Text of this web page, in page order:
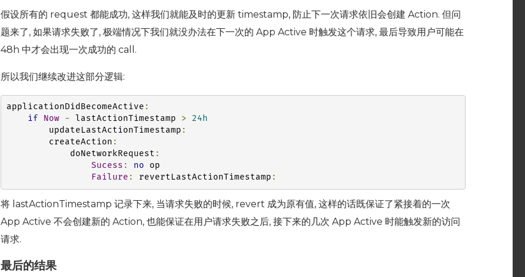
假设所有的 request 都能成功, 这样我们就能及时的更新 timestamp, 防止下一次请求依旧会创建 Action. 但问
题来了, 如果请求失败了, 极端情况下我们就没办法在下一次的 App Active 时触发这个请求, 最后导致用户可能在
48h 中才会出现一次成功的 call.
所以我们继续改进这部分逻辑:
applicationDidBecomeActive :
if
Now - lastActionTimestamp >
24h
        updateLastActionTimestamp
:
        createAction
:
            doNetworkRequest
:
Sucess : no op
Failure : revertLastActionTimestamp :
将 lastActionTimestamp 记录下来, 当请求失败的时候, revert 成为原有值, 这样的话既保证了紧接着的一次
App Active 不会创建新的 Action, 也能保证在用户请求失败之后, 接下来的几次 App Active 时能触发新的访问
请求.
最后的结果